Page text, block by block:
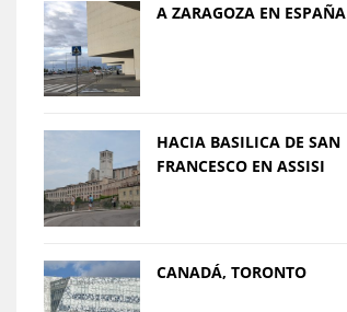
A ZARAGOZA EN ESPAÑA
HACIA BASILICA DE SAN
FRANCESCO EN ASSISI
CANADÁ, TORONTO